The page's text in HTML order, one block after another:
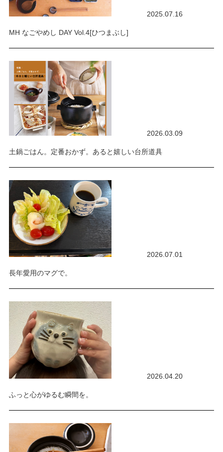
2025.07.16
MH なごやめし DAY Vol.4[ひつまぶし]
2026.03.09
土鍋ごはん。定番おかず。あると嬉しい台所道具
2026.07.01
長年愛用のマグで。
2026.04.20
ふっと心がゆるむ瞬間を。